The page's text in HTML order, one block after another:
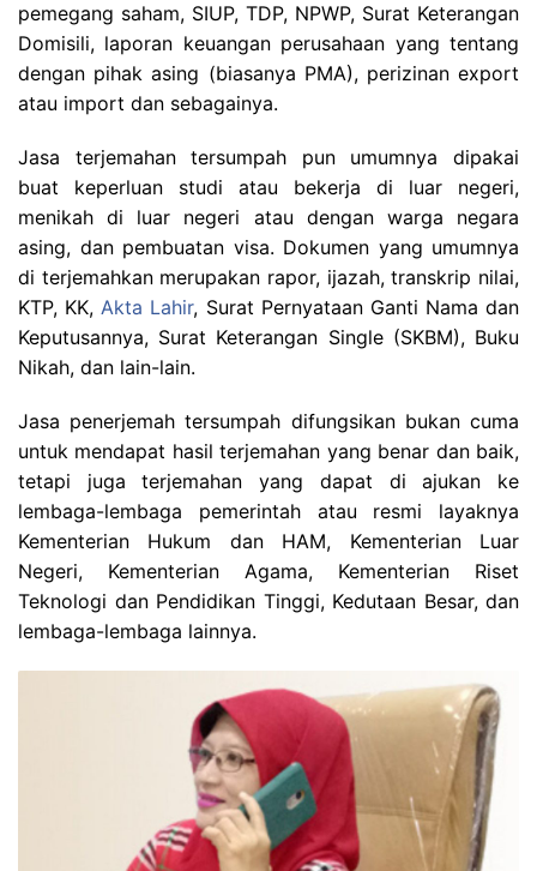
pemegang saham, SIUP, TDP, NPWP, Surat Keterangan
Domisili, laporan keuangan perusahaan yang tentang
dengan pihak asing (biasanya PMA), perizinan export
atau import dan sebagainya.
Jasa terjemahan tersumpah pun umumnya dipakai
buat keperluan studi atau bekerja di luar negeri,
menikah di luar negeri atau dengan warga negara
asing, dan pembuatan visa. Dokumen yang umumnya
di terjemahkan merupakan rapor, ijazah, transkrip nilai,
KTP, KK,Akta Lahir, Surat Pernyataan Ganti Nama dan
Keputusannya, Surat Keterangan Single (SKBM), Buku
Nikah, dan lain-lain.
Jasa penerjemah tersumpah difungsikan bukan cuma
untuk mendapat hasil terjemahan yang benar dan baik,
tetapi juga terjemahan yang dapat di ajukan ke
lembaga-lembaga pemerintah atau resmi layaknya
Kementerian Hukum dan HAM, Kementerian Luar
Negeri, Kementerian Agama, Kementerian Riset
Teknologi dan Pendidikan Tinggi, Kedutaan Besar, dan
lembaga-lembaga lainnya.